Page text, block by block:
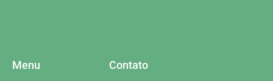
Menu Contato